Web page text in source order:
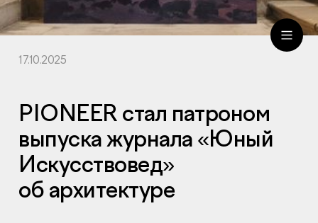
17.10.2025
PIONEER стал патроном
выпуска журнала «Юный
Искусствовед»
об архитектуре